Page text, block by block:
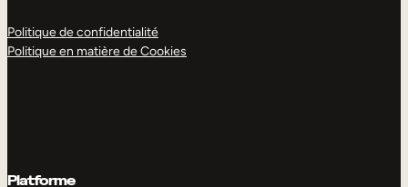
Politique de confidentialité
Politique en matière de Cookies
Platforme